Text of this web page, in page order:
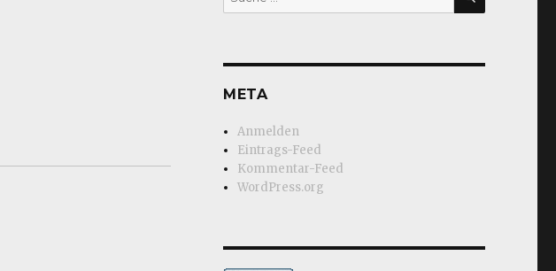
nach:
META
Anmelden
Eintrags-Feed
Kommentar-Feed
WordPress.org